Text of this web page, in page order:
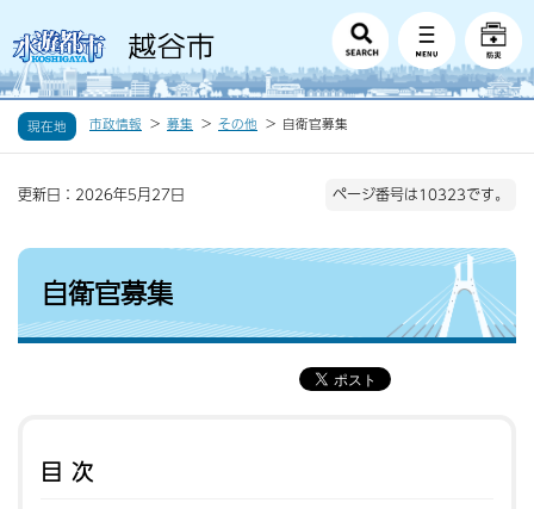
現在地 市政情報 募集 その他 自衛官募集
更新日：2026年5月27日 ページ番号は10323です。
自衛官募集
目次